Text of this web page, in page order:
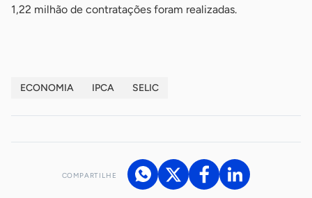
1,22 milhão de contratações foram realizadas.
ECONOMIA IPCA SELIC
COMPARTILHE